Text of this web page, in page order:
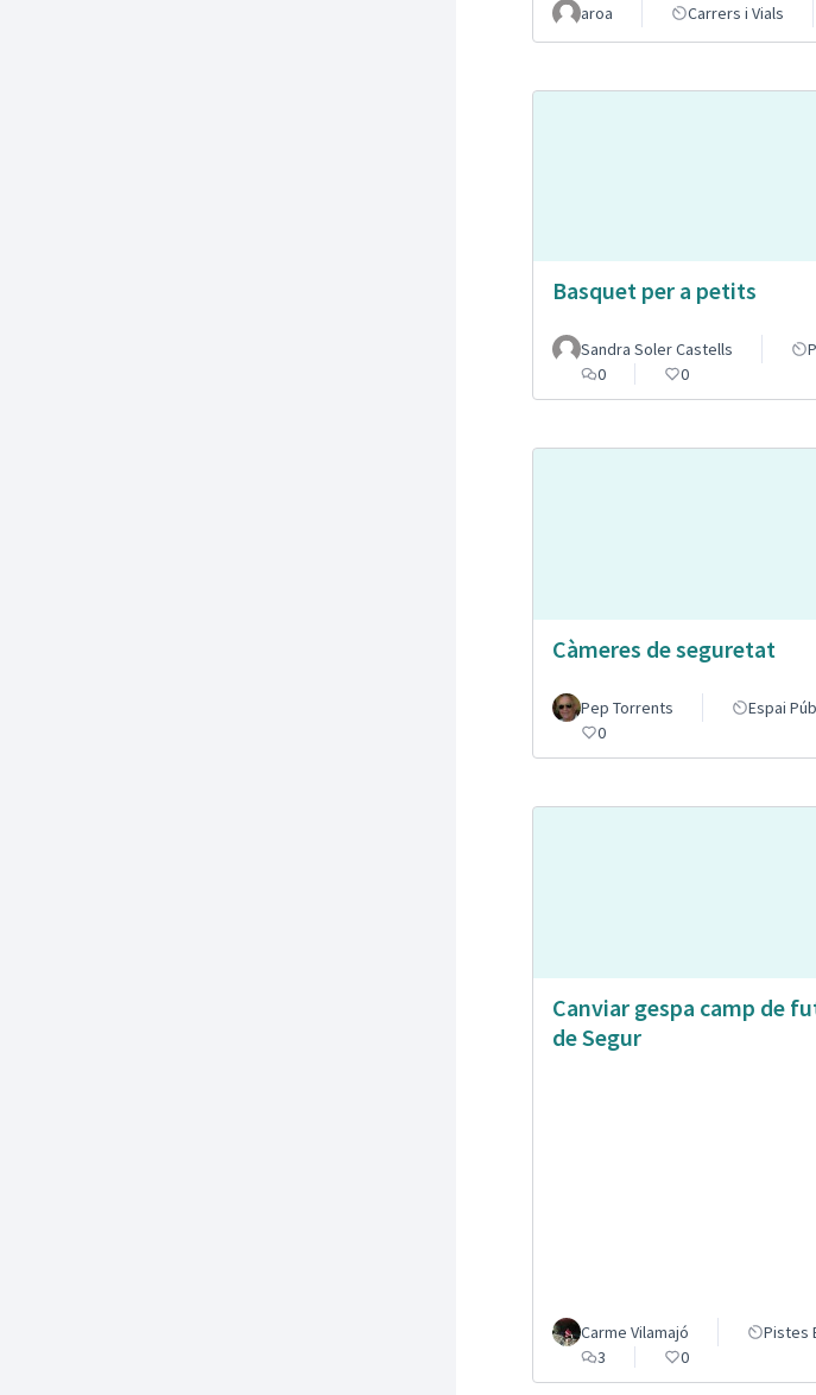
aroa Carrers i Vials
Basquet per a petits
Sandra Soler Castells
0
0
Càmeres de seguretat
Pep Torrents Espai
0
Canviar gespa camp de
de Segur
Carme Vilamajó
Pistes
3
0